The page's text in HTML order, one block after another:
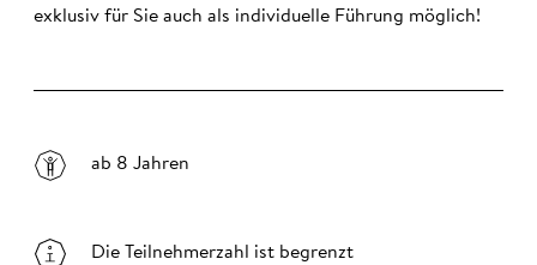
exklusiv für Sie auch als individuelle Führung möglich!
ab 8 Jahren
Die Teilnehmerzahl ist begrenzt